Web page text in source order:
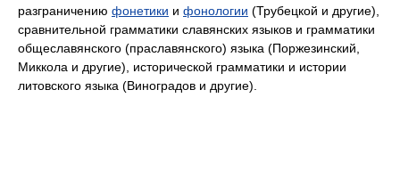
разграничению фонетики и фонологии (Трубецкой и другие),
сравнительной грамматики славянских языков и грамматики
общеславянского (праславянского) языка (Поржезинский,
Миккола и другие), исторической грамматики и истории
литовского языка (Виноградов и другие).